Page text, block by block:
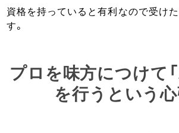
資格を持っていると有利なので受け
す。
プロを味方につけて「
を行うという